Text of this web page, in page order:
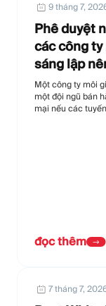
9 tháng 7,
Phê duyệt
các công
sáng lập
Một công ty môi
một đội ngũ bán
mại nếu các
đọc thêm
7 tháng 7,